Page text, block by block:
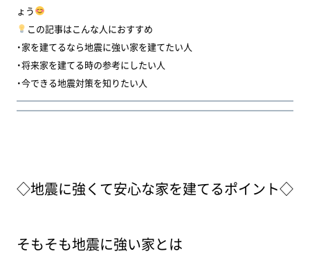
ょう
この記事はこんな人におすすめ
・家を建てるなら地震に強い家を建てたい人
・将来家を建てる時の参考にしたい人
・今できる地震対策を知りたい人
◇地震に強くて安心な家を建てるポイント◇
そもそも地震に強い家とは